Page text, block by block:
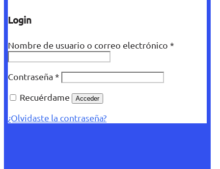
Login
Nombre de usuario o correo electrónico *
Contraseña *
Recuérdame
Acceder
¿Olvidaste la contraseña?